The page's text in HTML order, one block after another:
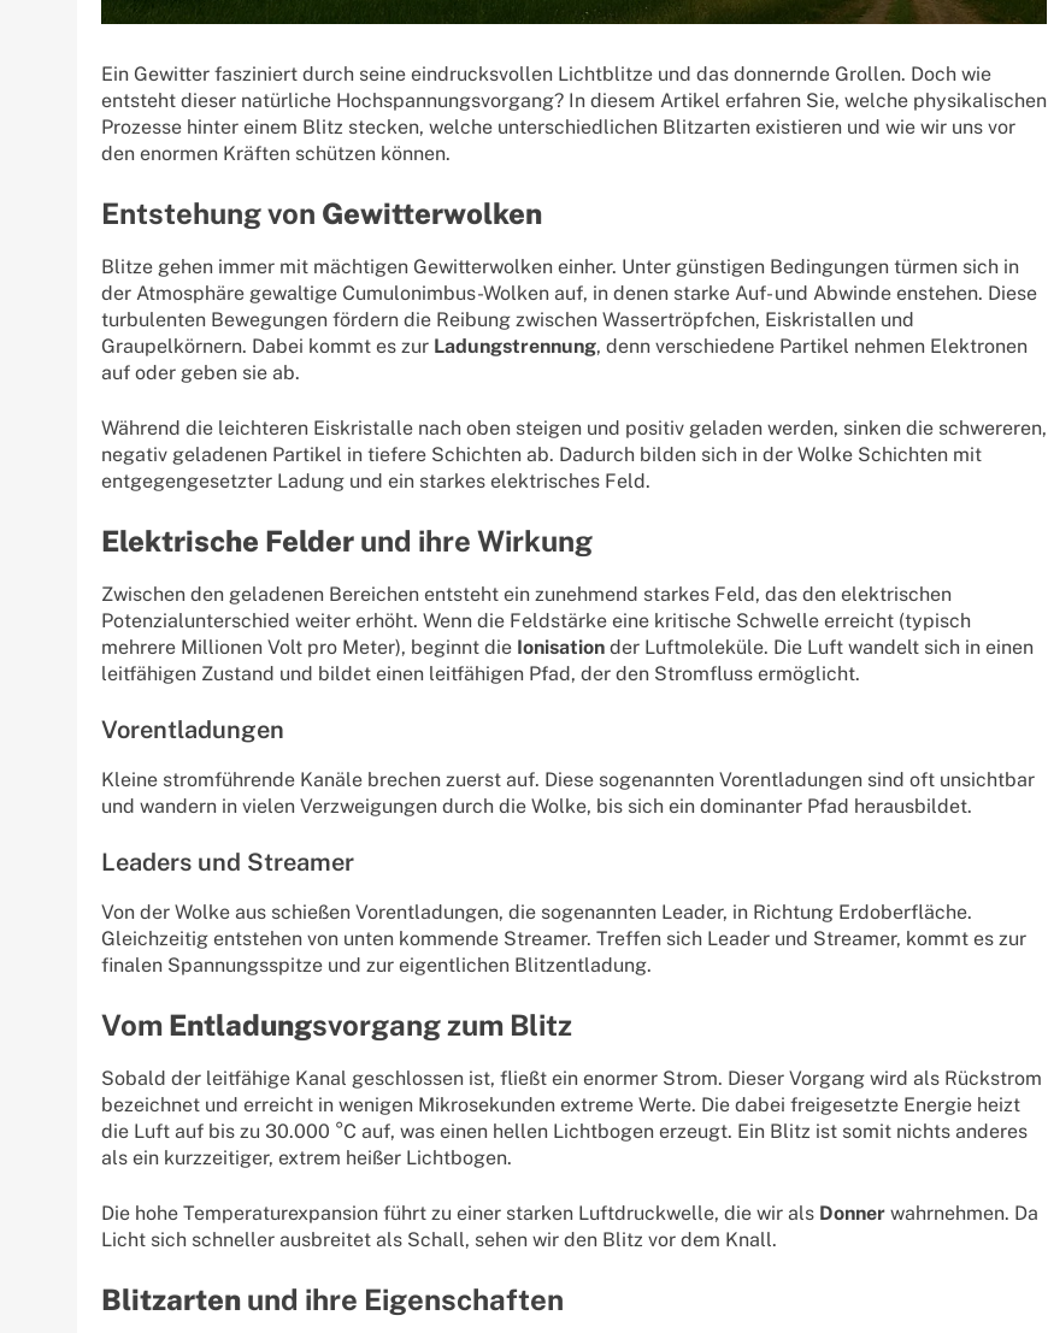
Ein Gewitter fasziniert durch seine eindrucksvollen Lichtblitze und das donnernde Grollen. Doch wie
entsteht dieser natürliche Hochspannungsvorgang? In diesem Artikel erfahren Sie, welche physikalischen
Prozesse hinter einem Blitz stecken, welche unterschiedlichen Blitzarten existieren und wie wir uns vor
den enormen Kräften schützen können.
Entstehung von Gewitterwolken
Blitze gehen immer mit mächtigen Gewitterwolken einher. Unter günstigen Bedingungen türmen sich in
der Atmosphäre gewaltige Cumulonimbus-Wolken auf, in denen starke Auf- und Abwinde enstehen. Diese
turbulenten Bewegungen fördern die Reibung zwischen Wassertröpfchen, Eiskristallen und
Graupelkörnern. Dabei kommt es zur Ladungstrennung, denn verschiedene Partikel nehmen Elektronen
auf oder geben sie ab.
Während die leichteren Eiskristalle nach oben steigen und positiv geladen werden, sinken die schwereren,
negativ geladenen Partikel in tiefere Schichten ab. Dadurch bilden sich in der Wolke Schichten mit
entgegengesetzter Ladung und ein starkes elektrisches Feld.
Elektrische Felder und ihre Wirkung
Zwischen den geladenen Bereichen entsteht ein zunehmend starkes Feld, das den elektrischen
Potenzialunterschied weiter erhöht. Wenn die Feldstärke eine kritische Schwelle erreicht (typisch
mehrere Millionen Volt pro Meter), beginnt die Ionisation der Luftmoleküle. Die Luft wandelt sich in einen
leitfähigen Zustand und bildet einen leitfähigen Pfad, der den Stromfluss ermöglicht.
Vorentladungen
Kleine stromführende Kanäle brechen zuerst auf. Diese sogenannten Vorentladungen sind oft unsichtbar
und wandern in vielen Verzweigungen durch die Wolke, bis sich ein dominanter Pfad herausbildet.
Leaders und Streamer
Von der Wolke aus schießen Vorentladungen, die sogenannten Leader, in Richtung Erdoberfläche.
Gleichzeitig entstehen von unten kommende Streamer. Treffen sich Leader und Streamer, kommt es zur
finalen Spannungsspitze und zur eigentlichen Blitzentladung.
Vom Entladungsvorgang zum Blitz
Sobald der leitfähige Kanal geschlossen ist, fließt ein enormer Strom. Dieser Vorgang wird als Rückstrom
bezeichnet und erreicht in wenigen Mikrosekunden extreme Werte. Die dabei freigesetzte Energie heizt
die Luft auf bis zu 30.000 °C auf, was einen hellen Lichtbogen erzeugt. Ein Blitz ist somit nichts anderes
als ein kurzzeitiger, extrem heißer Lichtbogen.
Die hohe Temperaturexpansion führt zu einer starken Luftdruckwelle, die wir als Donner wahrnehmen. Da
Licht sich schneller ausbreitet als Schall, sehen wir den Blitz vor dem Knall.
Blitzarten und ihre Eigenschaften